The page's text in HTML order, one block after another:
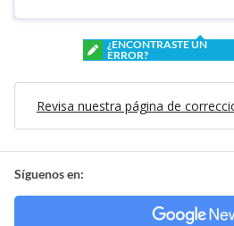
¿ENCONTRASTE UN
ERROR?
Revisa nuestra página de
Síguenos en: